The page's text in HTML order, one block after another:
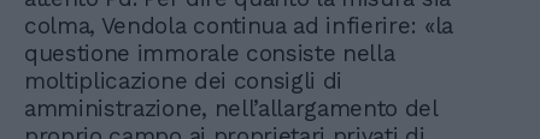
colma, Vendola continua ad infierire: «la
questione immorale consiste nella
moltiplicazione dei consigli di
amministrazione, nell’allargamento del